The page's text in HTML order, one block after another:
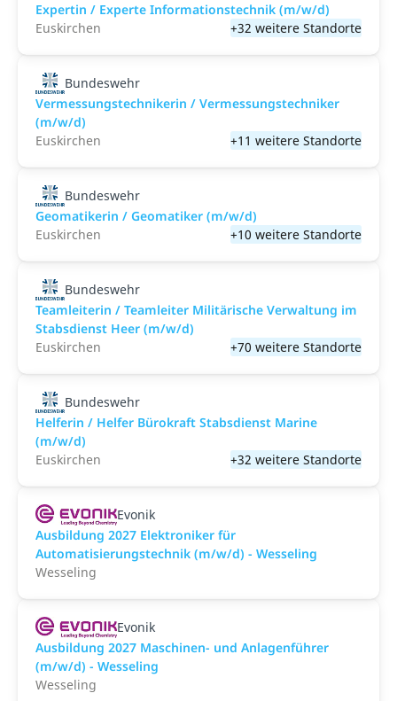
Expertin / Experte Informationstechnik (m/w/d)
Euskirchen
+32 weitere Standorte
Bundeswehr
Vermessungstechnikerin / Vermessungstechniker
(m/w/d)
Euskirchen
+11 weitere Standorte
Bundeswehr
Geomatikerin / Geomatiker (m/w/d)
Euskirchen
+10 weitere Standorte
Bundeswehr
Teamleiterin / Teamleiter Militärische Verwaltung im
Stabsdienst Heer (m/w/d)
Euskirchen
+70 weitere Standorte
Bundeswehr
Helferin / Helfer Bürokraft Stabsdienst Marine
(m/w/d)
Euskirchen
+32 weitere Standorte
Evonik
Ausbildung 2027 Elektroniker für
Automatisierungstechnik (m/w/d) - Wesseling
Wesseling
Evonik
Ausbildung 2027 Maschinen- und Anlagenführer
(m/w/d) - Wesseling
Wesseling